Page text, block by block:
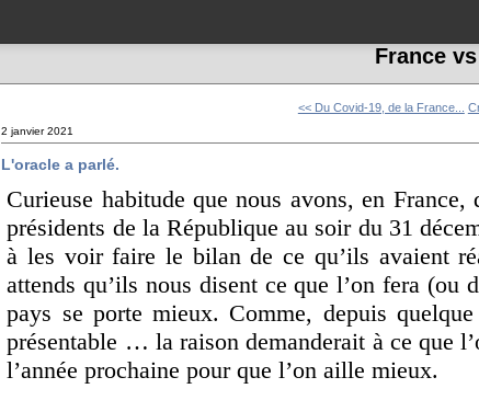
France
<< Du Covid-19, de la France...
2 janvier 2021
L'oracle a parlé.
Curieuse habitude que nous avons, en France,
présidents de la République au soir du 31
à les voir faire le bilan de ce qu’ils avaient
attends qu’ils nous disent ce que l’on fera (ou
pays se porte mieux. Comme, depuis
présentable … la raison demanderait à ce que
l’année prochaine pour que l’on aille mieux.